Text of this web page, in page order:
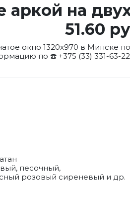
на
51.60
окно 1320x970 в Минске
по ☎️ +375 (33) 331-63-22
песочный,
розовый сиреневый и др.